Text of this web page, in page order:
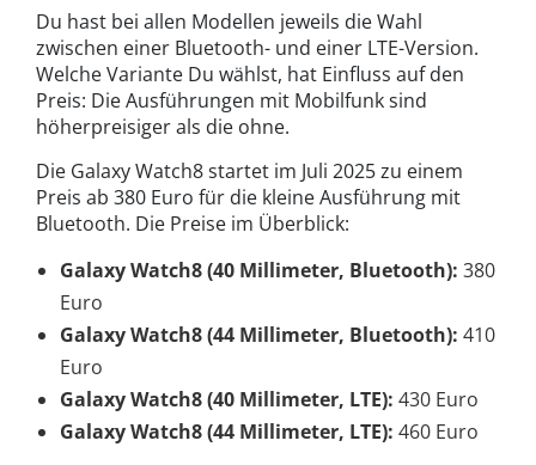
Du hast bei allen Modellen jeweils die Wahl
zwischen einer Bluetooth- und einer LTE-Version.
Welche Variante Du wählst, hat Einfluss auf den
Preis: Die Ausführungen mit Mobilfunk sind
höherpreisiger als die ohne.
Die Galaxy Watch8 startet im Juli 2025 zu einem
Preis ab 380 Euro für die kleine Ausführung mit
Bluetooth. Die Preise im Überblick:
Galaxy Watch8 (40 Millimeter, Bluetooth): 380
Euro
Galaxy Watch8 (44 Millimeter, Bluetooth): 410
Euro
Galaxy Watch8 (40 Millimeter, LTE): 430 Euro
Galaxy Watch8 (44 Millimeter, LTE): 460 Euro